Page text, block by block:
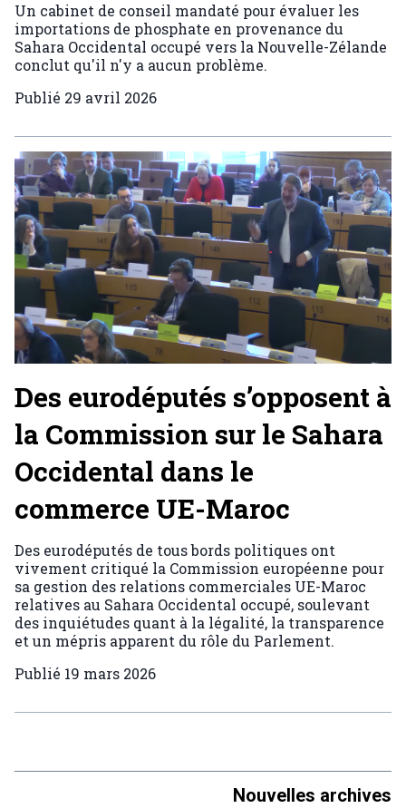
Un cabinet de conseil mandaté pour évaluer les
importations de phosphate en provenance du
Sahara Occidental occupé vers la Nouvelle-Zélande
conclut qu'il n'y a aucun problème.
Publié 29 avril 2026
Des eurodéputés s’opposent à
la Commission sur le Sahara
Occidental dans le
commerce UE-Maroc
Des eurodéputés de tous bords politiques ont
vivement critiqué la Commission européenne pour
sa gestion des relations commerciales UE-Maroc
relatives au Sahara Occidental occupé, soulevant
des inquiétudes quant à la légalité, la transparence
et un mépris apparent du rôle du Parlement.
Publié 19 mars 2026
Nouvelles archives